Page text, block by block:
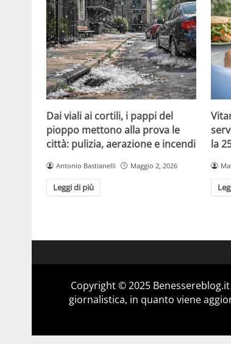
Dai viali ai cortili, i pappi del
pioppo mettono alla prova le
città: pulizia, aerazione e incendi
Antonio Bastianelli Maggio 2, 2026
Leggi di più
la
Copyright © 2025
giornalistica, in quanto viene